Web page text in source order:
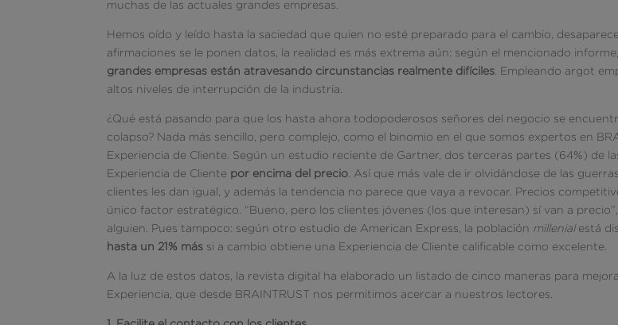
muchas de las actuales grandes empresas.
Hemos oído y leído hasta la saciedad que quien no esté preparado para el cambio,
afirmaciones se le ponen datos, la realidad es más extrema aún: según el mencionado informe,
grandes empresas están atravesando circunstancias realmente difíciles . Empleando argot
altos niveles de interrupción de la industria.
¿Qué está pasando para que los hasta ahora todopoderosos señores del negocio se
colapso? Nada más sencillo, pero complejo, como el binomio en el que somos expertos en
Experiencia de Cliente. Según un estudio reciente de Gartner, dos terceras partes (64%) de
Experiencia de Cliente por encima del precio . Así que más vale de ir olvidándose de las
clientes les dan igual, y además la tendencia no parece que vaya a revocar. Precios
único factor estratégico. “Bueno, pero los clientes jóvenes (los que interesan) sí van a
alguien. Pues tampoco: según otro estudio de American Express, la población millenialestá
hasta un 21% más si a cambio obtiene una Experiencia de Cliente calificable como excelente.
A la luz de estos datos, la revista digital ha elaborado un listado de cinco maneras para
Experiencia, que desde BRAINTRUST nos permitimos acercar a nuestros lectores.